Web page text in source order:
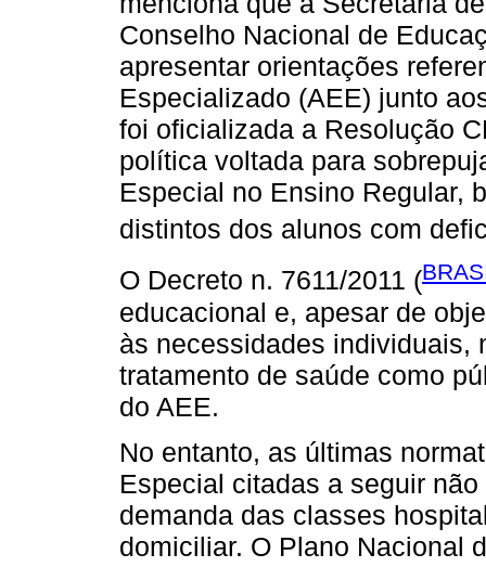
Conselho Nacional de
apresentar orientações
Especializado (AEE) junto
foi oficializada a Resolução
política voltada para
Especial no Ensino Regular,
distintos dos alunos com
O Decreto n. 7611/2011 (
educacional e, apesar de
às necessidades individuais,
tratamento de saúde como
do AEE.
No entanto, as últimas
Especial citadas a seguir
demanda das classes
domiciliar. O Plano Nacional